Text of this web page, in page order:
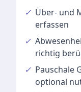
✓ Über- und
erfassen
✓
richtig
✓ Pauschale
optional